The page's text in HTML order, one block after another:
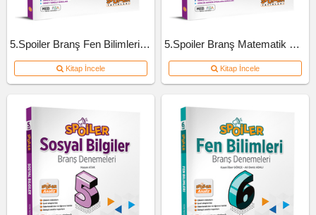
5.Spoiler Branş Fen Bilimleri Deneme
Kitap İncele
5.Spoiler Branş Matematik Deneme
Kitap İncele